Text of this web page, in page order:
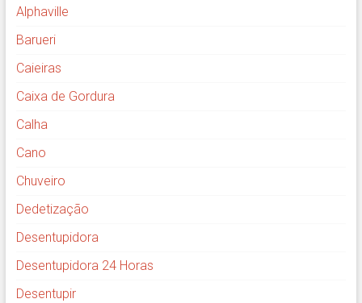
Alphaville
Barueri
Caieiras
Caixa de Gordura
Calha
Cano
Chuveiro
Dedetização
Desentupidora
Desentupidora 24 Horas
Desentupir